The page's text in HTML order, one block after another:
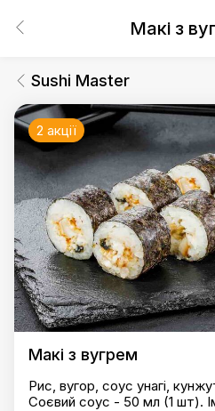
Макі з
Sushi Master
2 акції
Макі з вугрем
Рис, вугор, соус унагі,
Соєвий соус - 50 мл (1 шт).